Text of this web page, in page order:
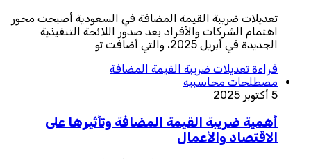
تعديلات ضريبة القيمة المضافة في السعودية أصبحت محور
اهتمام الشركات والأفراد بعد صدور اللائحة التنفيذية
الجديدة في أبريل 2025، والتي أضافت تو
قراءة تعديلات ضريبة القيمة المضافة
مصطلحات محاسبيه
5 أكتوبر 2025
أهمية ضريبة القيمة المضافة وتأثيرها على
الاقتصاد والأعمال